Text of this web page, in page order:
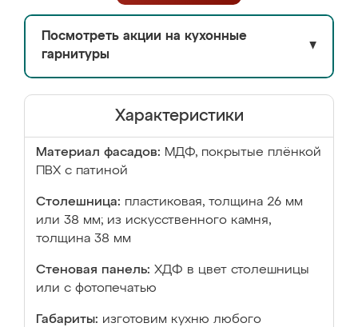
Посмотреть акции на кухонные
гарнитуры
▼
Характеристики
Материал фасадов: МДФ, покрытые плёнкой
ПВХ с патиной
Столешница: пластиковая, толщина 26 мм
или 38 мм; из искусственного камня,
толщина 38 мм
Стеновая панель: ХДФ в цвет столешницы
или с фотопечатью
Габариты: изготовим кухню любого